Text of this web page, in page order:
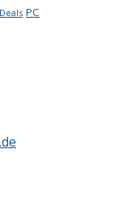
Deals PC